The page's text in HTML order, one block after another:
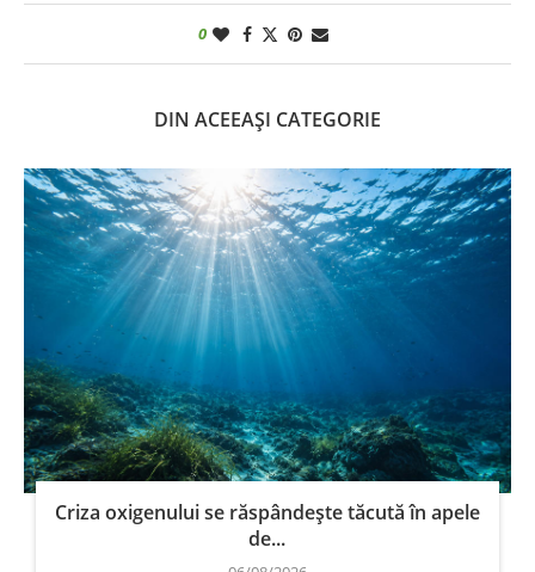
0
DIN ACEEAȘI CATEGORIE
Criza oxigenului se răspândește tăcută în apele
de...